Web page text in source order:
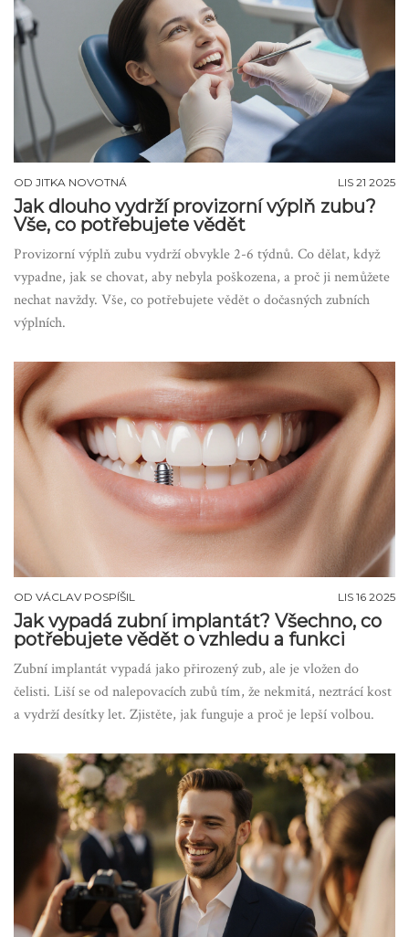
OD JITKA NOVOTNÁ LIS 21 2025
Jak dlouho vydrží provizorní výplň zubu?
Vše, co potřebujete vědět
Provizorní výplň zubu vydrží obvykle 2-6 týdnů. Co dělat, když
vypadne, jak se chovat, aby nebyla poškozena, a proč ji nemůžete
nechat navždy. Vše, co potřebujete vědět o dočasných zubních
výplních.
OD VÁCLAV POSPÍŠIL LIS 16 2025
Jak vypadá zubní implantát? Všechno, co
potřebujete vědět o vzhledu a funkci
Zubní implantát vypadá jako přirozený zub, ale je vložen do
čelisti. Liší se od nalepovacích zubů tím, že nekmitá, neztrácí kost
a vydrží desítky let. Zjistěte, jak funguje a proč je lepší volbou.